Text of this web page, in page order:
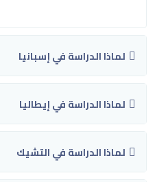
لماذا الدراسة في إسبانيا
لماذا الدراسة في إيطاليا
لماذا الدراسة في التشيك